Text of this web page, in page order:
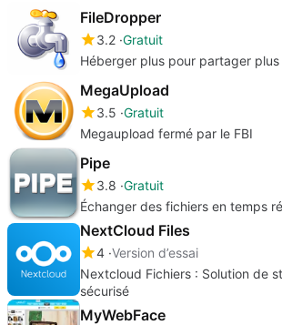
FileDropper
3.2 Gratuit
Héberger plus pour partager plus
MegaUpload
3.5 Gratuit
Megaupload fermé par le FBI
Pipe
3.8 Gratuit
Échanger des fichiers en temps
NextCloud Files
4 Version d’essai
Nextcloud Fichiers : Solution de
sécurisé
MyWebFace